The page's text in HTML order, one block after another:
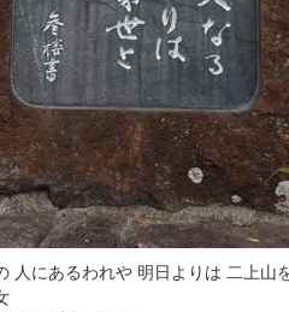
人にあるわれや 明日よりは 二上山